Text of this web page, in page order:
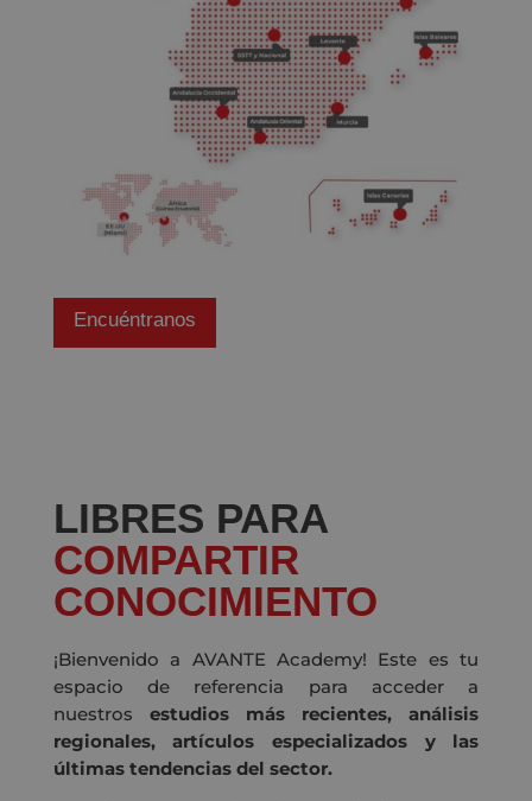
Encuéntranos
LIBRES PARA
COMPARTIR
CONOCIMIENTO
¡Bienvenido a AVANTE Academy! Este es tu
espacio de referencia para acceder a
nuestros estudios más recientes, análisis
regionales, artículos especializados y las
últimas tendencias del sector.